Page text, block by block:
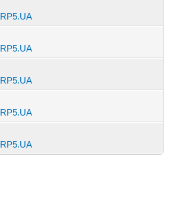
RP5.UA
RP5.UA
RP5.UA
RP5.UA
RP5.UA